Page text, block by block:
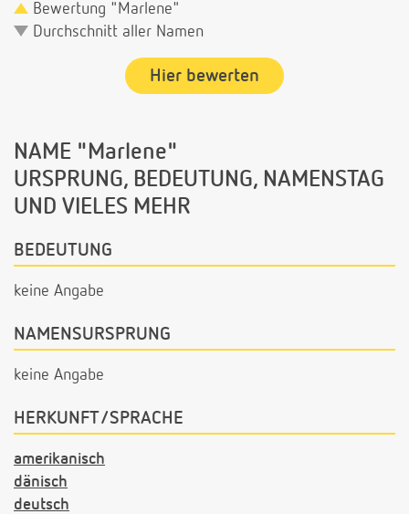
Bewertung "Marlene"
Durchschnitt aller Namen
Hier bewerten
NAME "Marlene"
URSPRUNG, BEDEUTUNG, NAMENSTAG
UND VIELES MEHR
BEDEUTUNG
keine Angabe
NAMENSURSPRUNG
keine Angabe
HERKUNFT/SPRACHE
amerikanisch
dänisch
deutsch